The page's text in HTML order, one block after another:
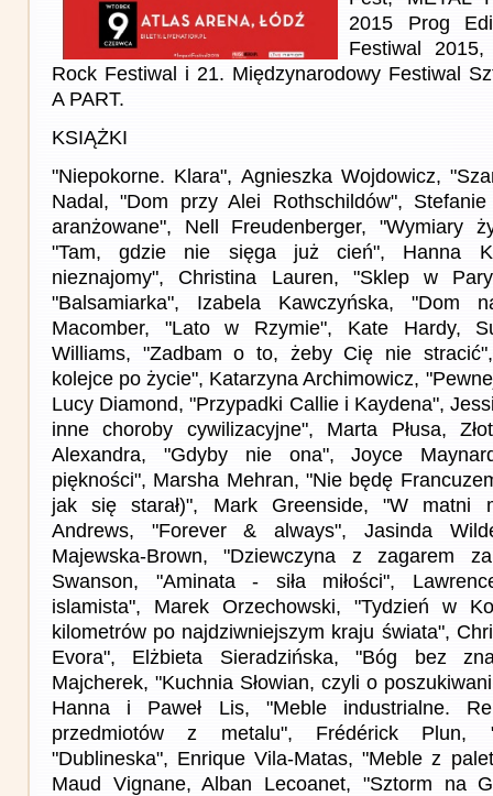
2015 Prog
Festiwal
Rock Festiwal i 21. Międzynarodowy Festiwal
A PART.
KSIĄŻKI
"Niepokorne. Klara", Agnieszka Wojdowicz,
Nadal, "Dom przy Alei Rothschildów", Stefanie
aranżowane", Nell Freudenberger, "Wymiary
"Tam, gdzie nie sięga już cień", Hanna
nieznajomy", Christina Lauren, "Sklep w
"Balsamiarka", Izabela Kawczyńska, "Dom
Macomber, "Lato w Rzymie", Kate Hardy,
Williams, "Zadbam o to, żeby Cię nie
kolejce po życie", Katarzyna Archimowicz,
Lucy Diamond, "Przypadki Callie i Kaydena",
inne choroby cywilizacyjne", Marta Płusa,
Alexandra, "Gdyby nie ona", Joyce
piękności", Marsha Mehran, "Nie będę
jak się starał)", Mark Greenside, "W matni
Andrews, "Forever & always", Jasinda
Majewska-Brown, "Dziewczyna z zagarem
Swanson, "Aminata - siła miłości",
islamista", Marek Orzechowski, "Tydzień w
kilometrów po najdziwniejszym kraju świata",
Evora", Elżbieta Sieradzińska, "Bóg bez
Majcherek, "Kuchnia Słowian, czyli o
Hanna i Paweł Lis, "Meble industrialne.
przedmiotów z metalu", Frédérick Plun,
"Dublineska", Enrique Vila-Matas, "Meble z
Maud Vignane, Alban Lecoanet, "Sztorm na